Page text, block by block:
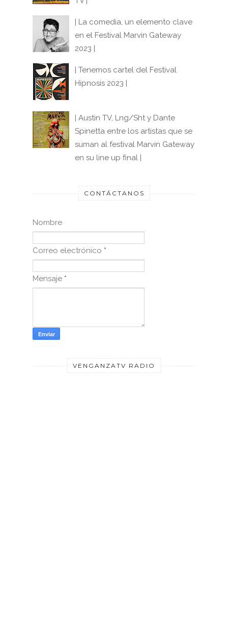
| La comedia, un elemento clave
en el Festival Marvin Gateway
2023 |
| Tenemos cartel del Festival
Hipnosis 2023 |
| Austin TV, Lng/Sht y Dante
Spinetta entre los artistas que se
suman al festival Marvin Gateway
en su line up final |
CONTÁCTANOS
Nombre
Correo electrónico *
Mensaje *
VENGANZATV RADIO